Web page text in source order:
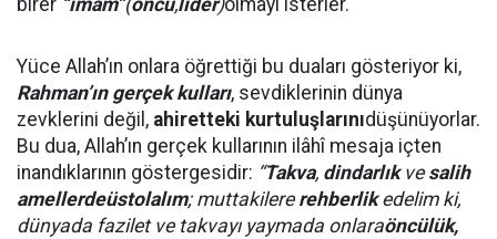
Yüce Allah’ın onlara öğrettiği bu duaları gösteriyor ki,
Rahman’ın gerçek kulları, sevdiklerinin dünya
zevklerini değil, ahiretteki kurtuluşlarınıdüşünüyorlar.
Bu dua, Allah’ın gerçek kullarının ilâhî mesaja içten
inandıklarının göstergesidir: “Takva, dindarlıkve salih
amellerdeüstolalım; muttakilere rehberlikedelim ki,
dünyada fazilet ve takvayı yaymada onlaraöncülük,